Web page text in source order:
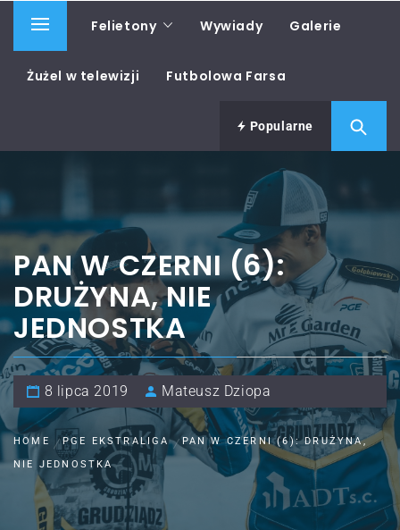
Primary
Start Felietony Wywiady Galerie
Żużel w telewizji Futbolowa Farsa
Popularne
PAN W CZERNI (6):
DRUŻYNA, NIE
JEDNOSTKA
8 lipca 2019 Mateusz Dziopa
HOME PGE EKSTRALIGA
PAN W CZERNI (6): DRUŻYNA,
NIE JEDNOSTKA